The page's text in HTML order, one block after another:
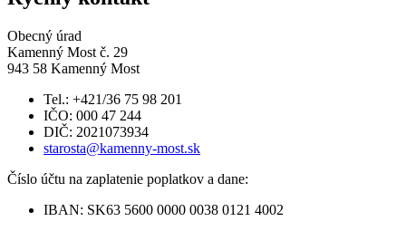
Obecný úrad
Kamenný Most č. 29
943 58 Kamenný Most
Tel.: +421/36 75 98 201
IČO: 000 47 244
DIČ: 2021073934
starosta@kamenny-most.sk
Číslo účtu na zaplatenie poplatkov a dane:
IBAN: SK63 5600 0000 0038 0121 4002